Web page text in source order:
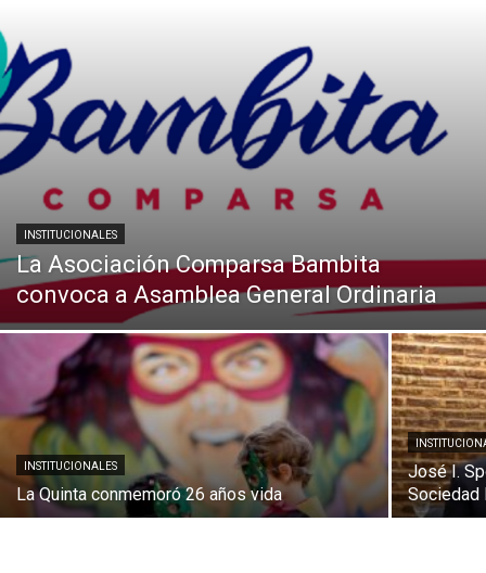
INSTITUCIONALES
La Asociación Comparsa Bambita
convoca a Asamblea General Ordinaria
INSTITUCIONALES
La Quinta conmemoró 26 años vida
José I.
Sociedad